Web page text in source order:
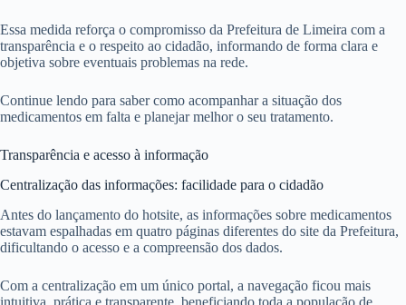
Essa medida reforça o compromisso da Prefeitura de Limeira com a
transparência e o respeito ao cidadão, informando de forma clara e
objetiva sobre eventuais problemas na rede.
Continue lendo para saber como acompanhar a situação dos
medicamentos em falta e planejar melhor o seu tratamento.
Transparência e acesso à informação
Centralização das informações: facilidade para o cidadão
Antes do lançamento do hotsite, as informações sobre medicamentos
estavam espalhadas em quatro páginas diferentes do site da Prefeitura,
dificultando o acesso e a compreensão dos dados.
Com a centralização em um único portal, a navegação ficou mais
intuitiva, prática e transparente, beneficiando toda a população de